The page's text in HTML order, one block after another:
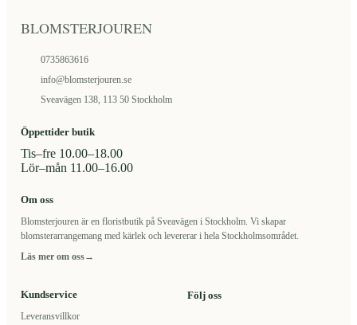
BLOMSTERJOUREN
0735863616
info@blomsterjouren.se
Sveavägen 138, 113 50 Stockholm
Öppettider butik
Tis–fre 10.00–18.00
Lör–mån 11.00–16.00
Om oss
Blomsterjouren är en floristbutik på Sveavägen i Stockholm. Vi skapar
blomsterarrangemang med kärlek och levererar i hela Stockholmsområdet.
Läs mer om oss→
Kundservice
Leveransvillkor
Följ oss